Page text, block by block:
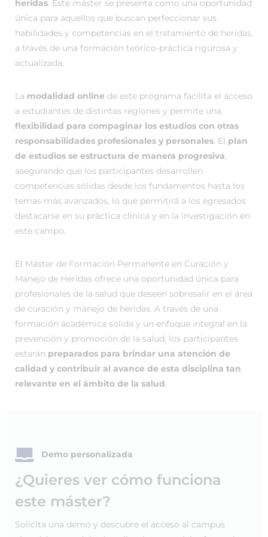
heridas. Este máster se presenta como una oportunidad
única para aquellos que buscan perfeccionar sus
habilidades y competencias en el tratamiento de heridas,
a través de una formación teórico-práctica rigurosa y
actualizada.
La modalidad online de este programa facilita el acceso
a estudiantes de distintas regiones y permite una
flexibilidad para compaginar los estudios con otras
responsabilidades profesionales y personales. El plan
de estudios se estructura de manera progresiva,
asegurando que los participantes desarrollen
competencias sólidas desde los fundamentos hasta los
temas más avanzados, lo que permitirá a los egresados
destacarse en su práctica clínica y en la investigación en
este campo.
El Máster de Formación Permanente en Curación y
Manejo de Heridas ofrece una oportunidad única para
profesionales de la salud que deseen sobresalir en el área
de curación y manejo de heridas. A través de una
formación académica sólida y un enfoque integral en la
prevención y promoción de la salud, los participantes
estarán preparados para brindar una atención de
calidad y contribuir al avance de esta disciplina tan
relevante en el ámbito de la salud.
Demo personalizada
¿Quieres ver cómo funciona
este máster?
Solicita una demo y descubre el acceso al campus